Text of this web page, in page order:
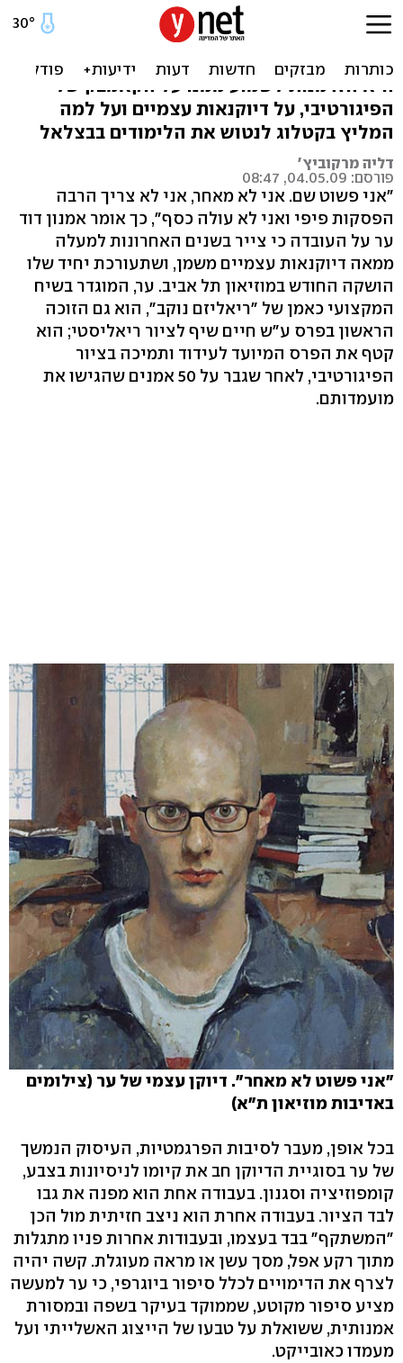
מאחורי דיוקן עצמי יש רק קיר
תערוכת יחיד במוזיאון תל אביב של אמנון דוד ער
היא הזדמנות לשמוע ממנו על הקאמבק של
הפיגורטיבי, על דיוקנאות עצמיים ועל למה
המליץ בקטלוג לנטוש את הלימודים בבצלאל
דליה מרקוביץ'
פורסם: 04.05.09, 08:47
"אני פשוט שם. אני לא מאחר, אני לא צריך הרבה
הפסקות פיפי ואני לא עולה כסף", כך אומר אמנון דוד
ער על העובדה כי צייר בשנים האחרונות למעלה
ממאה דיוקנאות עצמיים משמן, ושתעורכת יחיד שלו
הושקה החודש במוזיאון תל אביב. ער, המוגדר בשיח
המקצועי כאמן של "ריאליזם נוקב", הוא גם הזוכה
הראשון בפרס ע"ש חיים שיף לציור ריאליסטי; הוא
קטף את הפרס המיועד לעידוד ותמיכה בציור
הפיגורטיבי, לאחר שגבר על 50 אמנים שהגישו את
מועמדותם.
"אני פשוט לא מאחר". דיוקן עצמי של ער (צילומים
באדיבות מוזיאון ת"א)
בכל אופן, מעבר לסיבות הפרגמטיות, העיסוק הנמשך
של ער בסוגיית הדיוקן חב את קיומו לניסיונות בצבע,
קומפוזיציה וסגנון. בעבודה אחת הוא מפנה את גבו
לבד הציור. בעבודה אחרת הוא ניצב חזיתית מול הכן
"המשתקף" בבד בעצמו, ובעבודות אחרות פניו מתגלות
מתוך רקע אפל, מסך עשן או מראה מעוגלת. קשה יהיה
לצרף את הדימויים לכלל סיפור ביוגרפי, כי ער למעשה
מציע סיפור מקוטע, שממוקד בעיקר בשפה ובמסורת
אמנותית, ששואלת על טבעו של הייצוג האשלייתי ועל
מעמדו כאובייקט.